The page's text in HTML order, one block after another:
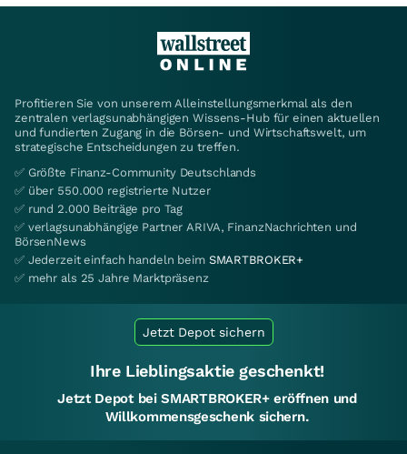
Profitieren Sie von unserem Alleinstellungsmerkmal als den
zentralen verlagsunabhängigen Wissens-Hub für einen aktuellen
und fundierten Zugang in die Börsen- und Wirtschaftswelt, um
strategische Entscheidungen zu treffen.
✅ Größte Finanz-Community Deutschlands
✅ über 550.000 registrierte Nutzer
✅ rund 2.000 Beiträge pro Tag
✅ verlagsunabhängige Partner ARIVA, FinanzNachrichten und
BörsenNews
✅ Jederzeit einfach handeln beim SMARTBROKER+
✅ mehr als 25 Jahre Marktpräsenz
Jetzt Depot sichern
Ihre Lieblingsaktie geschenkt!
Jetzt Depot bei SMARTBROKER+ eröffnen und
Willkommensgeschenk sichern.